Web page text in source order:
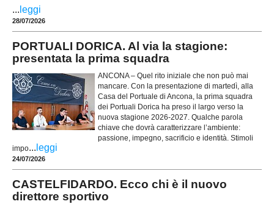
... leggi
28/07/2026
PORTUALI DORICA. Al via la stagione:
presentata la prima squadra
ANCONA – Quel rito iniziale che non può mai
mancare. Con la presentazione di martedì, alla
Casa del Portuale di Ancona, la prima squadra
dei Portuali Dorica ha preso il largo verso la
nuova stagione 2026-2027. Qualche parola
chiave che dovrà caratterizzare l’ambiente:
passione, impegno, sacrificio e identità. Stimoli
impo... leggi
24/07/2026
CASTELFIDARDO. Ecco chi è il nuovo
direttore sportivo